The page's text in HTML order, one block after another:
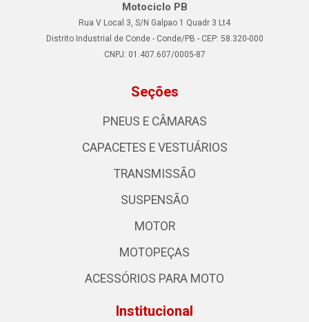
Motociclo PB
Rua V Local 3, S/N Galpao 1 Quadr 3 Lt4
Distrito Industrial de Conde - Conde/PB - CEP: 58.320-000
CNPJ: 01.407.607/0005-87
Seções
PNEUS E CÂMARAS
CAPACETES E VESTUÁRIOS
TRANSMISSÃO
SUSPENSÃO
MOTOR
MOTOPEÇAS
ACESSÓRIOS PARA MOTO
Institucional